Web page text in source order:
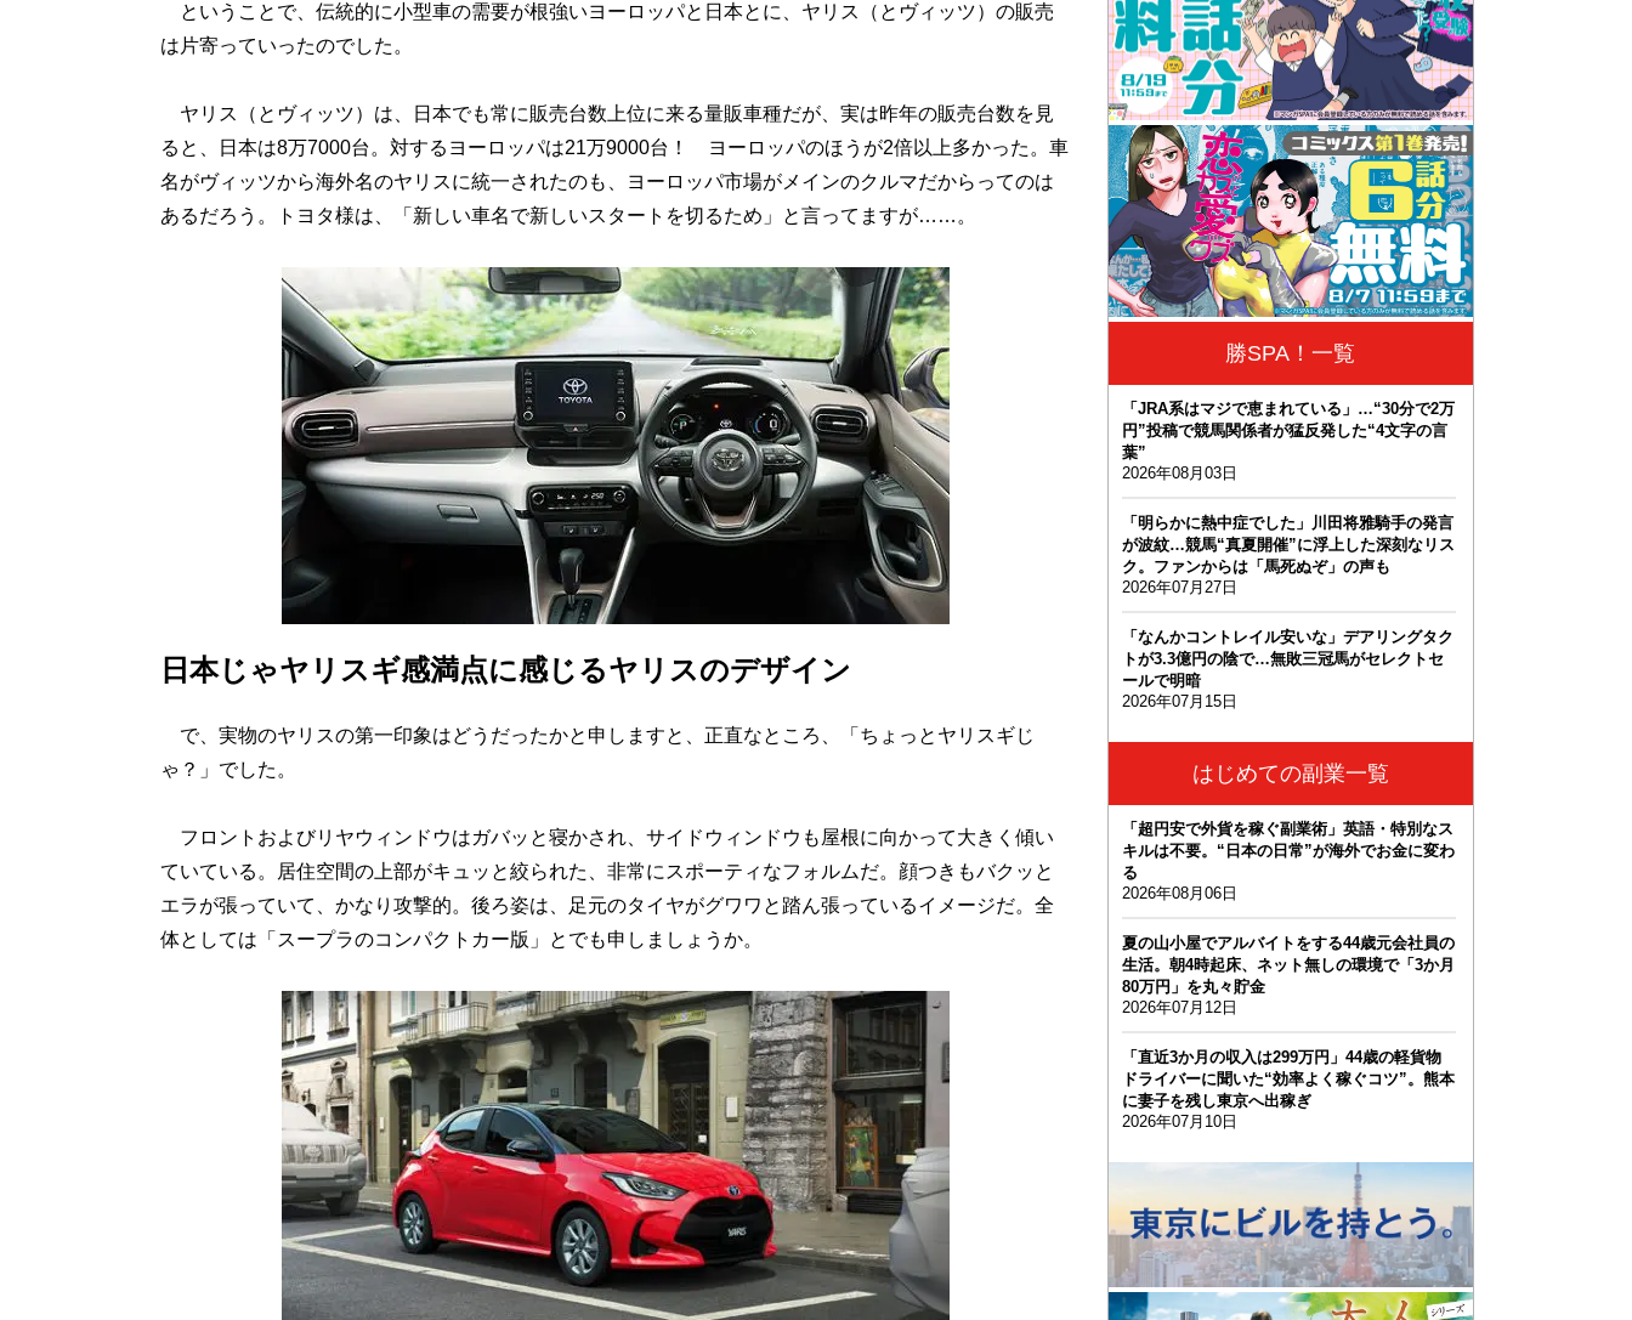
ということで、伝統的に小型車の需要が根強いヨーロッパと日本とに、ヤリス（とヴィッツ）の販売
は片寄っていったのでした。
ヤリス（とヴィッツ）は、日本でも常に販売台数上位に来る量販車種だが、実は昨年の販売台数を見
ると、日本は8万7000台。対するヨーロッパは21万9000台！ ヨーロッパのほうが2倍以上多かった。車
名がヴィッツから海外名のヤリスに統一されたのも、ヨーロッパ市場がメインのクルマだからってのは
あるだろう。トヨタ様は、「新しい車名で新しいスタートを切るため」と言ってますが……。
日本じゃヤリスギ感満点に感じるヤリスのデザイン
で、実物のヤリスの第一印象はどうだったかと申しますと、正直なところ、「ちょっとヤリスギじ
ゃ？」でした。
フロントおよびリヤウィンドウはガバッと寝かされ、サイドウィンドウも屋根に向かって大きく傾い
ていている。居住空間の上部がキュッと絞られた、非常にスポーティなフォルムだ。顔つきもバクッと
エラが張っていて、かなり攻撃的。後ろ姿は、足元のタイヤがグワワと踏ん張っているイメージだ。全
体としては「スープラのコンパクトカー版」とでも申しましょうか。
勝SPA！一覧
「JRA系はマジで恵まれている」…“30分で2万
円”投稿で競馬関係者が猛反発した“4文字の言
葉”
2026年08月03日
「明らかに熱中症でした」川田将雅騎手の発言
が波紋…競馬“真夏開催”に浮上した深刻なリス
ク。ファンからは「馬死ぬぞ」の声も
2026年07月27日
「なんかコントレイル安いな」デアリングタク
トが3.3億円の陰で…無敗三冠馬がセレクトセ
ールで明暗
2026年07月15日
はじめての副業一覧
「超円安で外貨を稼ぐ副業術」英語・特別なス
キルは不要。“日本の日常”が海外でお金に変わ
る
2026年08月06日
夏の山小屋でアルバイトをする44歳元会社員の
生活。朝4時起床、ネット無しの環境で「3か月
80万円」を丸々貯金
2026年07月12日
「直近3か月の収入は299万円」44歳の軽貨物
ドライバーに聞いた“効率よく稼ぐコツ”。熊本
に妻子を残し東京へ出稼ぎ
2026年07月10日